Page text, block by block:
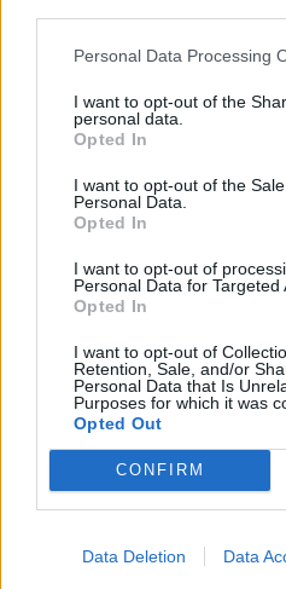
Personal Data Processing
I want to opt-out of the
personal data.
Opted In
I want to opt-out of the
Personal Data.
Opted In
I want to opt-out of
Personal Data for Targeted
Opted In
I want to opt-out of
Retention, Sale, and/or
Personal Data that Is
Purposes for which it was
Opted Out
CONFIRM
Data Deletion Data
dévoilé
ARTICLES CONNEXES
Canicule : les conseils
Santé
Éclipse du 12